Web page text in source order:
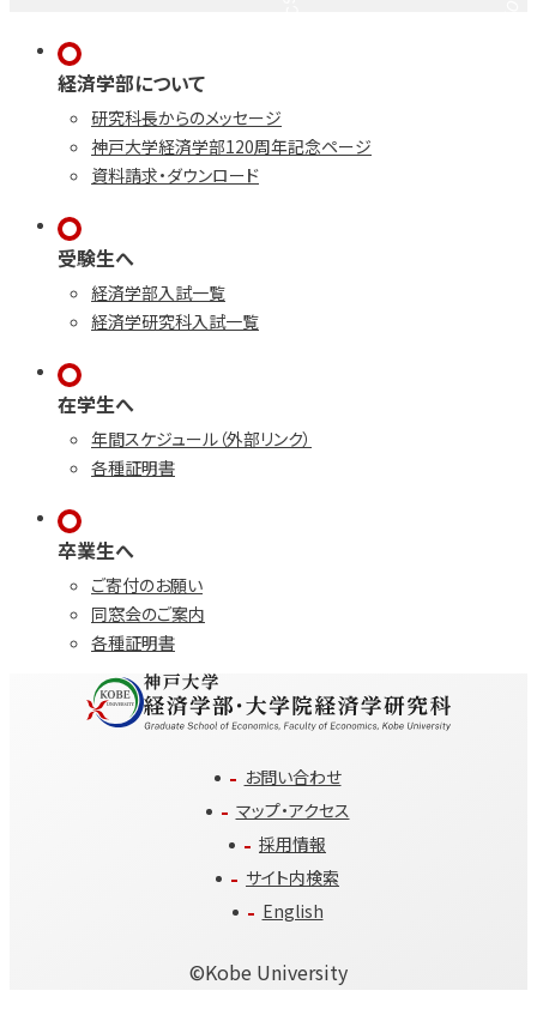
経済学部について
研究科長からのメッセージ
神戸大学経済学部120周年記念ページ
資料請求・ダウンロード
受験生へ
経済学部入試一覧
経済学研究科入試一覧
在学生へ
年間スケジュール（外部リンク）
各種証明書
卒業生へ
ご寄付のお願い
同窓会のご案内
各種証明書
お問い合わせ
マップ・アクセス
採用情報
サイト内検索
English
©️Kobe University